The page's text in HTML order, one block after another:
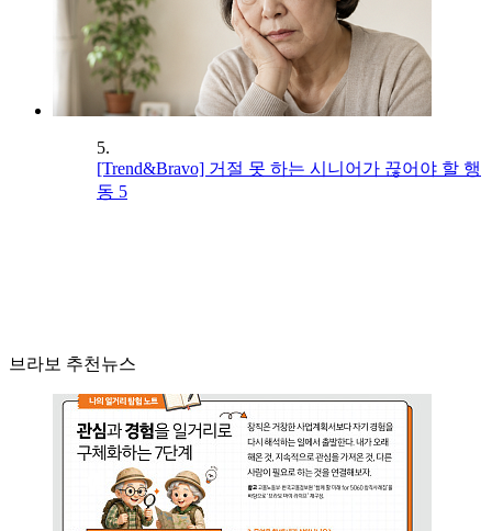
5.
[Trend&Bravo] 거절 못 하는 시니어가 끊어야 할 행
동 5
브라보 추천뉴스